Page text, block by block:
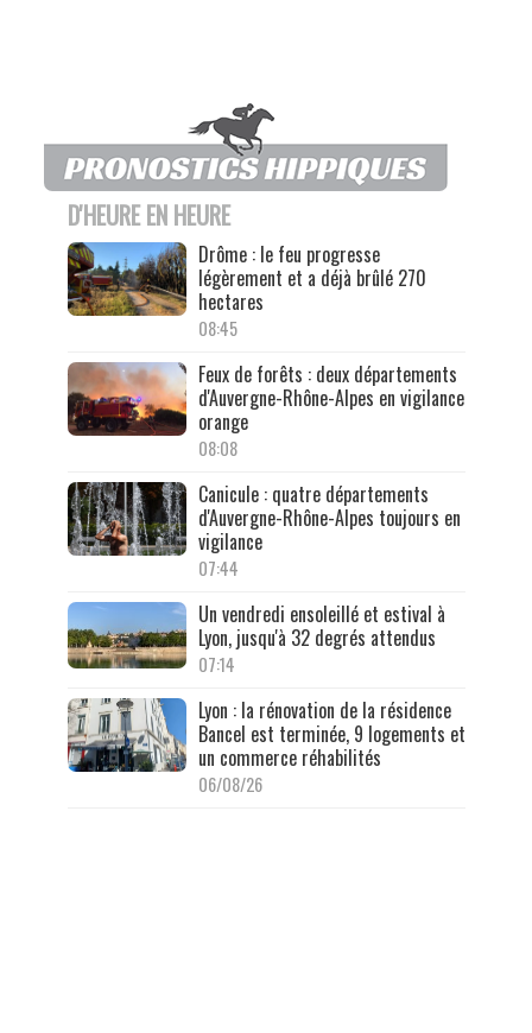
D'HEURE EN HEURE
Drôme : le feu progresse
légèrement et a déjà brûlé 270
hectares
08:45
Feux de forêts : deux départements
d'Auvergne-Rhône-Alpes en vigilance
orange
08:08
Canicule : quatre départements
d'Auvergne-Rhône-Alpes toujours en
vigilance
07:44
Un vendredi ensoleillé et estival à
Lyon, jusqu'à 32 degrés attendus
07:14
Lyon : la rénovation de la résidence
Bancel est terminée, 9 logements et
un commerce réhabilités
06/08/26